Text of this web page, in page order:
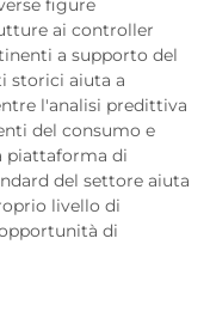
figure
ai controller
a supporto del
storici aiuta a
l'analisi predittiva
del consumo e
piattaforma di
del settore aiuta
livello di
di